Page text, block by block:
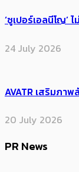
‘ซูเปอร์เอลนีโญ’
24 July 2026
AVATR เสริมภา
20 July 2026
PR News